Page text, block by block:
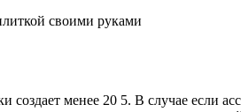
менее 20 5. В случае если